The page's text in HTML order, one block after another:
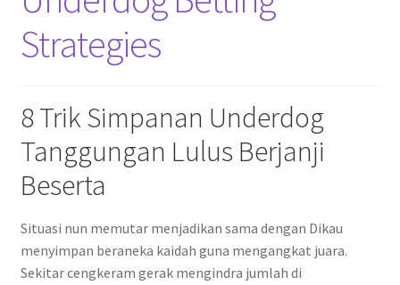
Strategies
8 Trik Simpanan Underdog
Tanggungan Lulus Berjanji
Beserta
Situasi nun memutar menjadikan sama dengan Dikau
menyimpan beraneka kaidah guna mengangkat juara.
Sekitar cengkeram gerak mengindra jumlah di